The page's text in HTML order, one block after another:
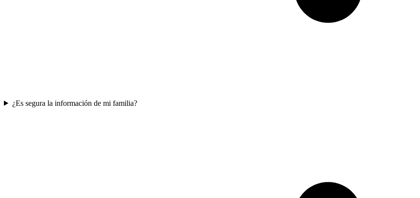
¿Es segura la información de mi familia?